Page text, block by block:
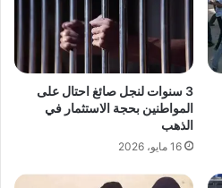
3 سنوات لنجل صائغ احتال على
المواطنين بحجة الاستثمار في
الذهب
16 مايو، 2026